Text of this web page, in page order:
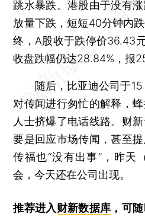
跳水暴跌。港股由于没有
放量下跌，短短40分钟内
终，A股收于跌停价36.43
收盘跌幅仍达28.84%，报
随后，比亚迪公司于15
对传闻进行匆忙的解释，
人士挤爆了电话线路。财
要是回应市场传闻，甚至
传福也“没有出事”，昨天
会，今天还在公司出现。
推荐进入财新数据库 ，可